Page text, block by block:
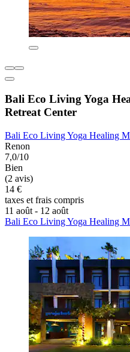
Bali Eco Living Yoga
Retreat Center
Bali Eco Living Yoga Healing
Renon
7,0/10
Bien
(2 avis)
14 €
taxes et frais compris
11 août - 12 août
Bali Eco Living Yoga Healing